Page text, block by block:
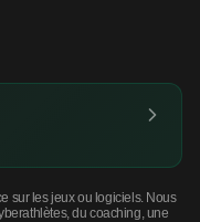
sur les jeux ou logiciels. Nous
du coaching, une